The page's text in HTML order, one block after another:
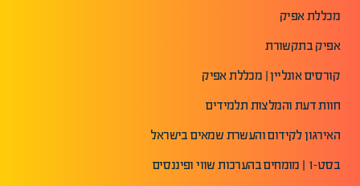
מכללת אפיק
אפיק בתקשורת
קורסים אונליין | מכללת אפיק
חוות דעת והמלצות תלמידים
האירגון לקידום והעשרת שמאים בישראל
בסט-1 | מומחים בהערכות שווי ופיננסים